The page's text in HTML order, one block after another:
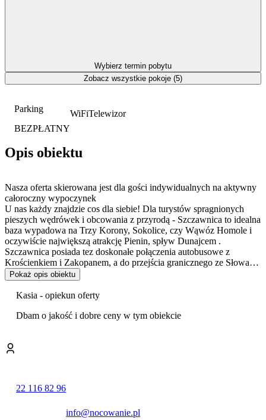
Parking
BEZPŁATNY
WiFiTelewizor
Opis obiektu
Nasza oferta skierowana jest dla gości indywidualnych na aktywny
całoroczny wypoczynek
U nas każdy znajdzie cos dla siebie! Dla turystów spragnionych
pieszych wędrówek i obcowania z przyrodą - Szczawnica to idealna
baza wypadowa na Trzy Korony, Sokolice, czy Wąwóz Homole i
oczywiście największą atrakcję Pienin, spływ Dunajcem .
Szczawnica posiada tez doskonałe połączenia autobusowe z
Krościenkiem i Zakopanem, a do przejścia granicznego ze Słowacją
jest około 10 km. To także raj dla narciarzy. Pobliskie stacje
Kluszkowcach czy Palenica w Szczawnicy są sztucznie naśnieżane
kościółek z XV wieku z konstrukcja zrębowa; z zewnątrz obity
Pokaż opis obiektu
Kasia - opiekun oferty
Dbam o jakość i dobre ceny w tym obiekcie
22 116 82 96
info@nocowanie.pl
Wybierz termin pobytu
Zobacz wszystkie pokoje (5)